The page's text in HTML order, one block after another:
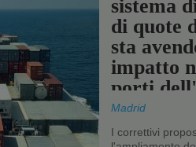
sistema
di quote
sta
impatto
porti
Madrid
I correttivi